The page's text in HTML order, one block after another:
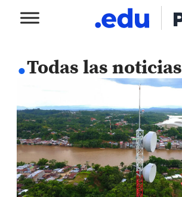
.Todas las noticias